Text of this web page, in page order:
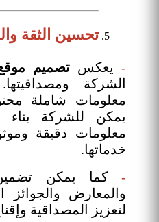
تحسين الثقة
- يعكس تصميم
الشركة
معلومات شاملة
يمكن للشركة بناء
معلومات دقيقة
خدماتها.
-كما يمكن
والمعارض والجوائز
لتعزيز المصداقية